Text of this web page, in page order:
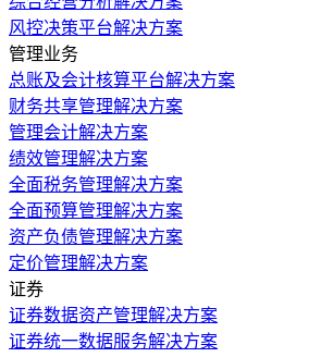
风控决策平台解决方案
管理业务
总账及会计核算平台解决方案
财务共享管理解决方案
管理会计解决方案
绩效管理解决方案
全面税务管理解决方案
全面预算管理解决方案
资产负债管理解决方案
定价管理解决方案
证券
证券数据资产管理解决方案
证券统一数据服务解决方案